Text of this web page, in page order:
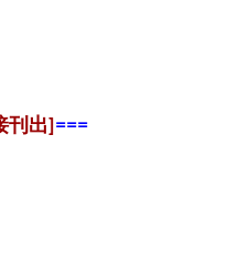
刊出] ===